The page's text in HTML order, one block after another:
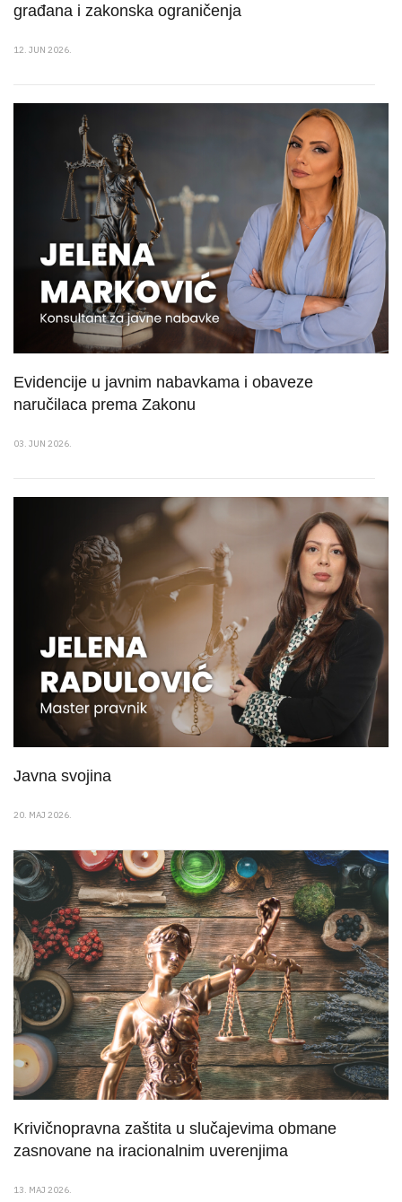
građana i zakonska ograničenja
12. JUN 2026.
Evidencije u javnim nabavkama i obaveze
naručilaca prema Zakonu
03. JUN 2026.
Javna svojina
20. MAJ 2026.
Krivičnopravna zaštita u slučajevima obmane
zasnovane na iracionalnim uverenjima
13. MAJ 2026.